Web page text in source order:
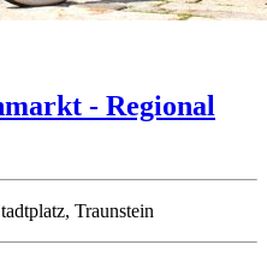
- Regional
Traunstein